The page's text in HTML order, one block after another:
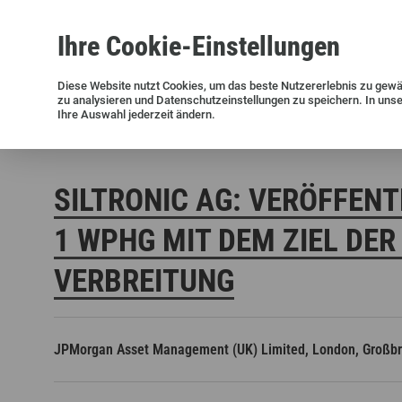
Siliziumwafer
Siltronic AG
Nachhaltigkeit
Erfolgsgeschichten
Offene Stellen in den USA
Investor Relations
Presseinformationen
Aktuelle Meldungen und Archiv
SILTRONIC AG:
WPHG MIT DEM ZIEL DER
ERBREITUNG
JPMorgan Asset Management (UK) Limited, London,
Ihre Cookie-Einstellungen
Diese Website nutzt Cookies, um das beste Nutzererlebnis zu
zu analysieren und Datenschutzeinstellungen zu speichern. In
Ihre Auswahl jederzeit ändern.